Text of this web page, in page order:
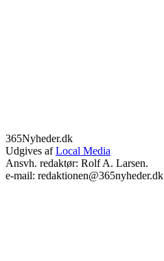
365Nyheder.dk
Udgives afLocal Media
Ansvh. redaktør: Rolf A. Larsen.
e-mail: redaktionen@365nyheder.dk